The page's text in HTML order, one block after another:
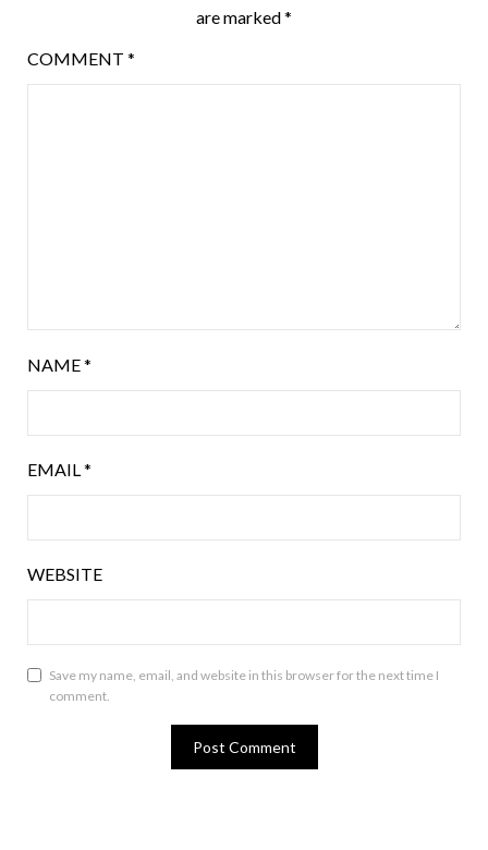
are marked*
COMMENT *
NAME*
EMAIL *
WEBSITE
Save my name, email, and website in this browser for the next time I
comment.